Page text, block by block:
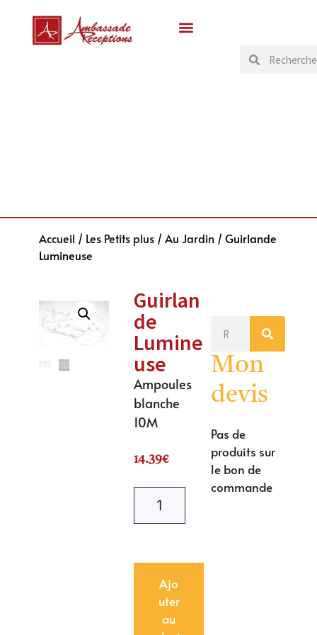
Accueil / Les Petits plus/ Au Jardin/ Guirlande
Lumineuse
Guirlan
de
Lumine
use
Ampoules
blanche
10M
14.39€
Ajo
uter
au
Mon
devis
Pas de
produits sur
le bon de
commande